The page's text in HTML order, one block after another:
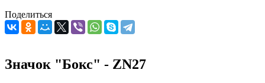
Поделиться
Значок "Бокс" - ZN27